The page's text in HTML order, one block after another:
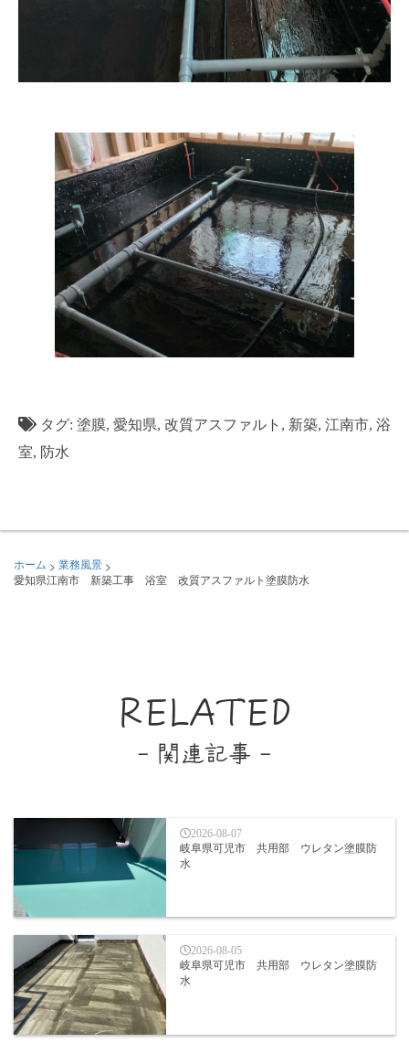
タグ: 塗膜, 愛知県, 改質アスファルト , 新築, 江南市, 浴
室, 防水
ホーム > 業務風景 >
愛知県江南市 新築工事 浴室 改質アスファルト塗膜防水
RELATED
- 関連記事 -
2026-08-07
岐阜県可児市 共用部 ウレタン塗膜防
水
2026-08-05
岐阜県可児市 共用部 ウレタン塗膜防
水